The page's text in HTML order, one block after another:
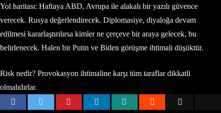
Yol haritası: Haftaya ABD, Avrupa ile alakalı bir yazılı güvence
verecek. Rusya değerlendirecek. Diplomasiye, diyaloğa devam
edilmesi kararlaştırılırsa kimler ne çerçeve bir araya gelecek, bu
belirlenecek. Halen bir Putin ve Biden görüşme ihtimali düşüktür.
Risk nedir? Provokasyon ihtimaline karşı tüm taraflar dikkatli
olmalıdırlar.